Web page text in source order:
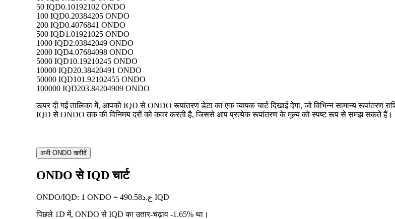
50 IQD0.10192102 ONDO
100 IQD0.20384205 ONDO
200 IQD0.4076841 ONDO
500 IQD1.01921025 ONDO
1000 IQD2.03842049 ONDO
2000 IQD4.07684098 ONDO
5000 IQD10.19210245 ONDO
10000 IQD20.38420491 ONDO
50000 IQD101.92102455 ONDO
100000 IQD203.84204909 ONDO
ऊपर दी गई तालिका में, आपको IQD से ONDO रूपांतरण डेटा का एक व्यापक चार्ट दिखाई देगा, जो विभिन्न सामान्य
IQD से ONDO तक की विनिमय दरों को कवर करती है, जिससे आप प्रत्येक रूपांतरण के मूल्य को स्पष्ट रूप से समझ सकते हैं।
अभी ONDO खरीदें
ONDO से IQD चार्ट
ONDO/IQD:
1 ONDO = ع.د490.58 IQD
पिछले 1D में, ONDO से IQD का उतार-चढ़ाव -1.65% था।